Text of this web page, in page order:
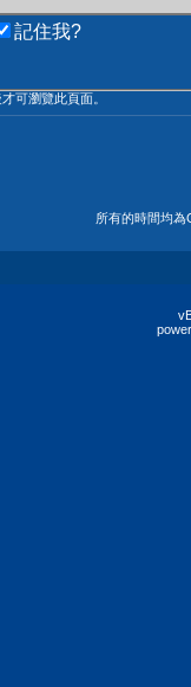
記住我?
可瀏覽此頁面。
所有的時間均為